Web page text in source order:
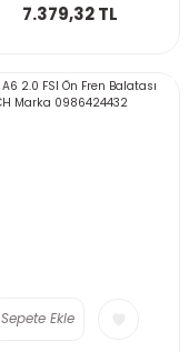
7.379,32 TL
Sepete Ekle